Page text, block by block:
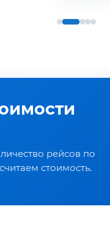
рейсов по
стоимость.